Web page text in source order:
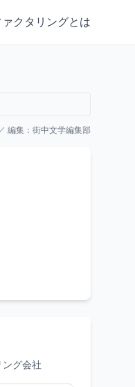
ァクタリングとは
編集： 街中文学編集部
ング会社